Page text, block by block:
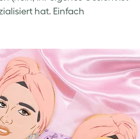
hat. Einfach